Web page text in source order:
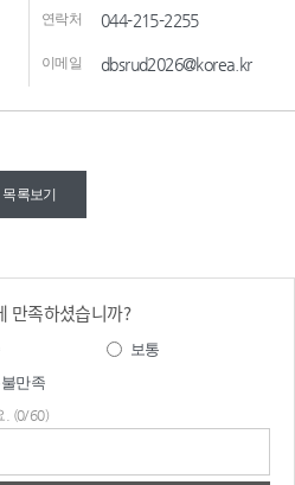
연락처 044-215-2255
이메일 dbsrud2026@korea.kr
목록보기
만족하셨습니까?
보통
만족
. (0/60)